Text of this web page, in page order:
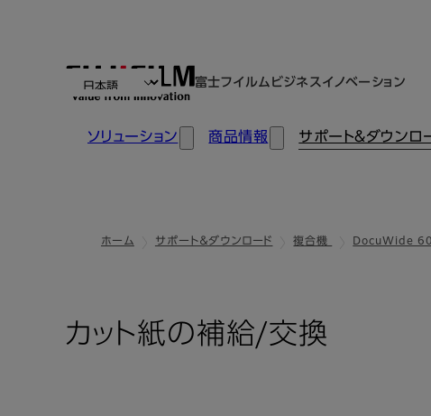
富士フイルムビジネスイノベーション
ソリューション 商品情報 サポート＆ダウンロ
ホーム サポート＆ダウンロード 複合機 DocuWide
カット紙の補給/交換